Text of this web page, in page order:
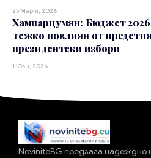
25 Март, 2026
Хампарцумян: Бюджет 2026
тежко повлиян от
президентски избори
1 Юли, 2026
NoviniteBG предлага надеждно